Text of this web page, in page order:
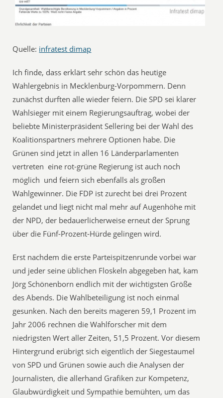
Quelle: infratest dimap
Ich finde, dass erklärt sehr schön das heutige
Wahlergebnis in Mecklenburg-Vorpommern. Denn
zunächst durften alle wieder feiern. Die SPD sei klarer
Wahlsieger mit einem Regierungsauftrag, wobei der
beliebte Ministerpräsident Sellering bei der Wahl des
Koalitionspartners mehrere Optionen habe. Die
Grünen sind jetzt in allen 16 Länderparlamenten
vertreten  eine rot-grüne Regierung ist auch noch
möglich  und feiern sich ebenfalls als großen
Wahlgewinner. Die FDP ist zurecht bei drei Prozent
gelandet und liegt nicht mal mehr auf Augenhöhe mit
der NPD, der bedauerlicherweise erneut der Sprung
über die Fünf-Prozent-Hürde gelingen wird.
Erst nachdem die erste Parteispitzenrunde vorbei war
und jeder seine üblichen Floskeln abgegeben hat, kam
Jörg Schönenborn endlich mit der wichtigsten Größe
des Abends. Die Wahlbeteiligung ist noch einmal
gesunken. Nach den bereits mageren 59,1 Prozent im
Jahr 2006 rechnen die Wahlforscher mit dem
niedrigsten Wert aller Zeiten, 51,5 Prozent. Vor diesem
Hintergrund erübrigt sich eigentlich der Siegestaumel
von SPD und Grünen sowie auch die Analysen der
Journalisten, die allerhand Grafiken zur Kompetenz,
Glaubwürdigkeit und Sympathie bemühten, um das